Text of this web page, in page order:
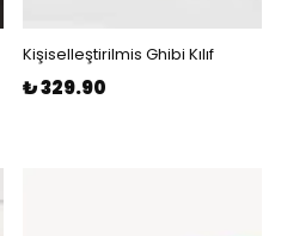
Kişiselleştirilmis Ghibi Kılıf
₺ 329.90